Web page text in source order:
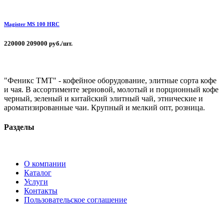
Magister MS 100 HRC
220000 209000 руб./шт.
"Феникс ТМТ" - кофейное оборудование, элитные сорта кофе
и чая. В ассортименте зерновой, молотый и порционный кофе
черный, зеленый и китайский элитный чай, этнические и
ароматизированные чаи. Крупный и мелкий опт, розница.
Разделы
О компании
Каталог
Услуги
Контакты
Пользовательское соглашение